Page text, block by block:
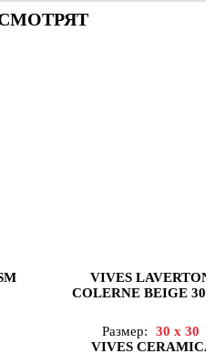
VIVES LAVERTON
COLERNE BEIGE
Размер:
30 x 30
VIVES CERAMICA